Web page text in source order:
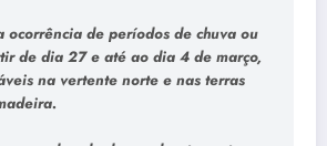
ocorrência de períodos de chuva ou
de dia 27 e até ao dia 4 de março,
na vertente norte e nas terras